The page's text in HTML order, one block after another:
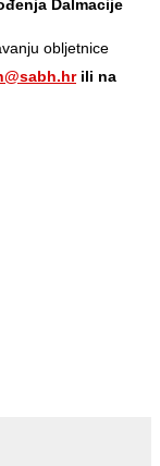
Dalmacije
obljetnice
ili na